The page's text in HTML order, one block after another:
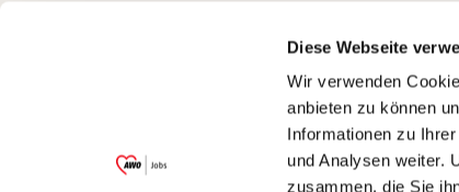
Diese Webseite
Wir verwenden
anbieten zu können
Informationen zu
und Analysen weiter.
zusammen, die Sie
Garitz Bewirtschaftungsbetriebe GmbH
(Ein Tochterunternehmen des AWO
Bezirksverbandes Unterfranken e.V.)